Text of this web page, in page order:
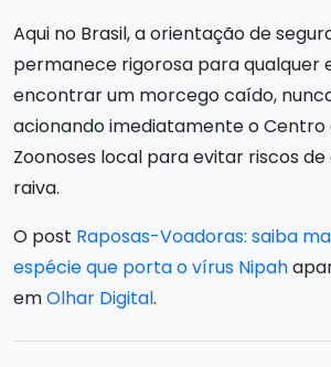
Aqui no Brasil, a orientação de
permanece rigorosa para qualquer
encontrar um morcego caído,
acionando imediatamente o
Zoonoses local para evitar riscos
raiva.
O post Raposas-Voadoras: saiba
espécie que porta o vírus Nipah
emOlhar Digital.